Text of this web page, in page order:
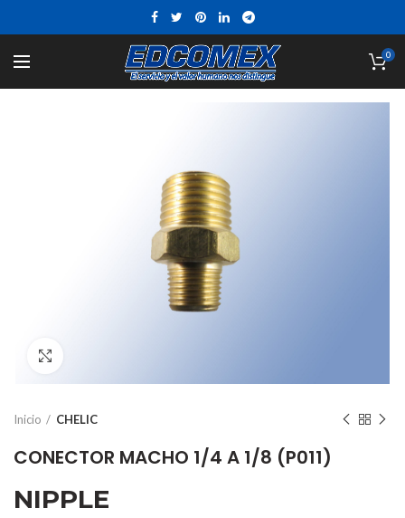
0
Inicio CHELIC
CONECTOR MACHO 1/4 A 1/8 (P011)
NIPPLE